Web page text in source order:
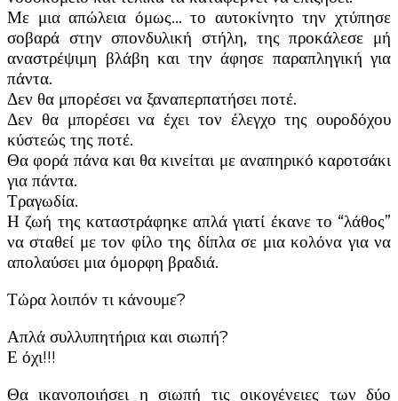
Με μια απώλεια όμως… το αυτοκίνητο την χτύπησε
σοβαρά στην σπονδυλική στήλη, της προκάλεσε μή
αναστρέψιμη βλάβη και την άφησε παραπληγική για
πάντα.
Δεν θα μπορέσει να ξαναπερπατήσει ποτέ.
Δεν θα μπορέσει να έχει τον έλεγχο της ουροδόχου
κύστεώς της ποτέ.
Θα φορά πάνα και θα κινείται με αναπηρικό καροτσάκι
για πάντα.
Τραγωδία.
Η ζωή της καταστράφηκε απλά γιατί έκανε το “λάθος”
να σταθεί με τον φίλο της δίπλα σε μια κολόνα για να
απολαύσει μια όμορφη βραδιά.
Τώρα λοιπόν τι κάνουμε?
Απλά συλλυπητήρια και σιωπή?
Ε όχι!!!
Θα ικανοποιήσει η σιωπή τις οικογένειες των δύο